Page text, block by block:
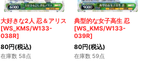
大好きな2人 忍＆アリス
[WS_KMS/W133-
038R]
80円(税込)
在庫数 58点
典型的な女子高生 忍
[WS_KMS/W133-
039R]
80円(税込)
在庫数 59点